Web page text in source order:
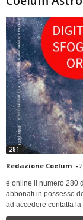
281
Redazione Coelum -
è online il numero 280
abbonati in possesso
ad accedere contatta